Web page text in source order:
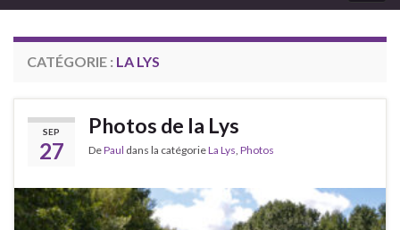
CATÉGORIE : LA LYS
SEP
27
Photos de la Lys
DePaul dans la catégorieLa Lys Photos